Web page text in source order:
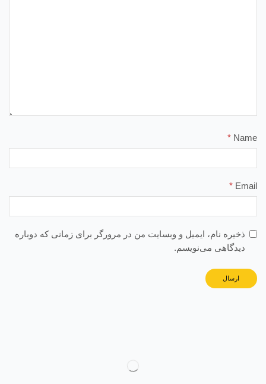
Name
*
Email
*
ذخیره نام، ایمیل و وبسایت من در مرورگر برای زمانی که دوباره
دیدگاهی می‌نویسم.